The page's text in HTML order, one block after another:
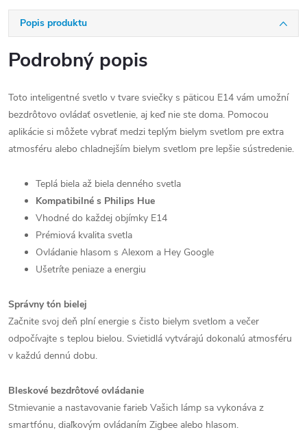
Popis produktu
Podrobný popis
Toto inteligentné svetlo v tvare sviečky s päticou E14 vám umožní
bezdrôtovo ovládať osvetlenie, aj keď nie ste doma. Pomocou
aplikácie si môžete vybrať medzi teplým bielym svetlom pre extra
atmosféru alebo chladnejším bielym svetlom pre lepšie sústredenie.
Teplá biela až biela denného svetla
Kompatibilné s Philips Hue
Vhodné do každej objímky E14
Prémiová kvalita svetla
Ovládanie hlasom s Alexom a Hey Google
Ušetríte peniaze a energiu
Správny tón bielej
Začnite svoj deň plní energie s čisto bielym svetlom a večer
odpočívajte s teplou bielou. Svietidlá vytvárajú dokonalú atmosféru
v každú dennú dobu.
Bleskové bezdrôtové ovládanie
Stmievanie a nastavovanie farieb Vašich lámp sa vykonáva z
smartfónu, diaľkovým ovládaním Zigbee alebo hlasom.